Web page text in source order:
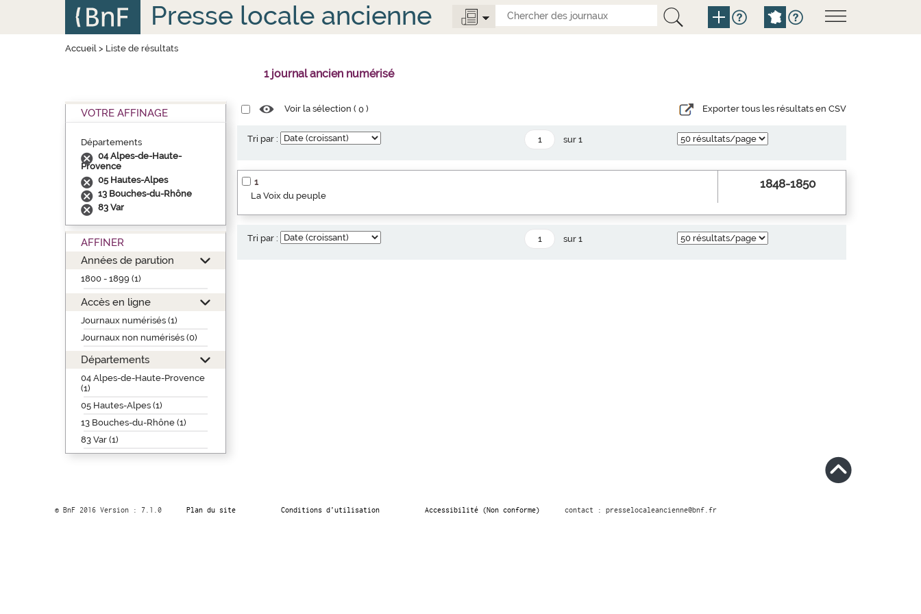
Presse locale ancienne
Accueil> Liste de résultats
1 journal ancien numérisé
VOTRE AFFINAGE
Départements
04 Alpes-de-Haute-
Provence
05 Hautes-Alpes
13 Bouches-du-Rhône
83 Var
AFFINER
Années de parution
1800 - 1899 (1)
Accès en ligne
Journaux numérisés (1)
Journaux non numérisés (0)
Départements
04 Alpes-de-Haute-Provence
(1)
05 Hautes-Alpes (1)
13 Bouches-du-Rhône (1)
83 Var (1)
Voir la sélection (0 ) Exporter tous les résultats en CSV
Tri par : sur 1
1
La Voix du peuple
1848-1850
Tri par : sur 1
© BnF 2016 Version : 7.1.0 Plan du site Conditions d’utilisation Accessibilité (Non conforme) contact : presselocaleancienne@bnf.fr
Panneau de gestion des cookies